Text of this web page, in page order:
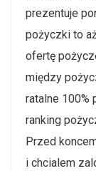
prezentuje
pożyczki to
ofertę
między
ratalne 100%
ranking
Przed
i chcialem